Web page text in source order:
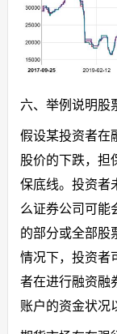
六、举例说明股
假设某投资者在
股价的下跌，担
保底线。投资者
么证券公司可能
的部分或全部股
情况下，投资者
者在进行融资融
账户的资金状况